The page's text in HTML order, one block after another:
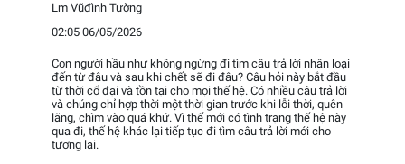
Lm Vũđình Tường
02:05 06/05/2026
Con người hầu như không ngừng đi tìm câu trả lời nhân loại
đến từ đâu và sau khi chết sẽ đi đâu? Câu hỏi này bắt đầu
từ thời cổ đại và tồn tại cho mọi thế hệ. Có nhiều câu trả lời
và chúng chỉ hợp thời một thời gian trước khi lỗi thời, quên
lãng, chìm vào quá khứ. Vì thế mới có tình trạng thế hệ này
qua đi, thế hệ khác lại tiếp tục đi tìm câu trả lời mới cho
tương lai.